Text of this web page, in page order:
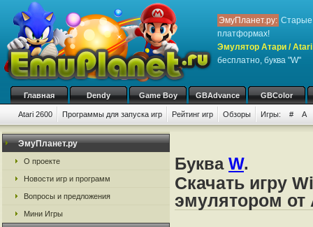
ЭмуПланет.ру: Старые
платформах!
Эмулятор Атари /
бесплатно, буква "W"
Главная Dendy Game Boy GBAdvance GBColor
Atari 2600 Программы для запуска игр Рейтинг игр Обзоры Игры: # A
ЭмуПланет.ру
О проекте
Новости игр и программ
Вопросы и предложения
Мини Игры
Буква W.
Скачать игру
эмулятором от